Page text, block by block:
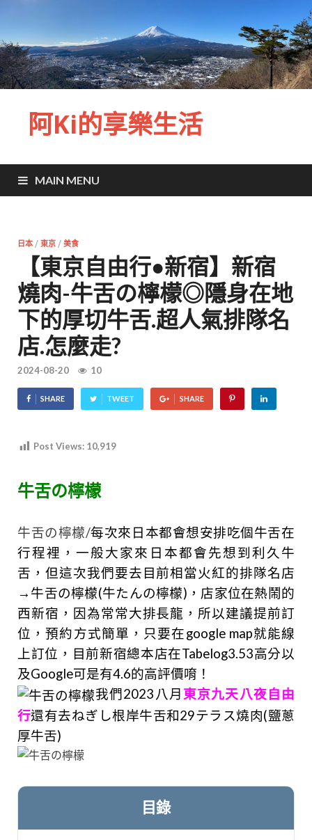
阿Ki的享樂生活
MAIN MENU
日本 / 東京 / 美食
【東京自由行●新宿】新宿
燒肉-牛舌の檸檬◎隱身在地
下的厚切牛舌.超人氣排隊名
店.怎麼走?
2024-08-20 10
SHARE TWEET SHARE
Post Views: 10,919
牛舌の檸檬
牛舌の檸檬/每次來日本都會想安排吃個牛舌在
行程裡，一般大家來日本都會先想到利久牛
舌，但這次我們要去目前相當火紅的排隊名店
→牛舌の檸檬(牛たんの檸檬)，店家位在熱鬧的
西新宿，因為常常大排長龍，所以建議提前訂
位，預約方式簡單，只要在google map就能線
上訂位， 目前新宿總本店在Tabelog3.53高分以
及Google可是有4.6的高評價唷！
我們2023 八月 東京九天八夜自由
行還有去ねぎし根岸牛舌和29テラス燒肉(鹽蔥
厚牛舌)
目錄